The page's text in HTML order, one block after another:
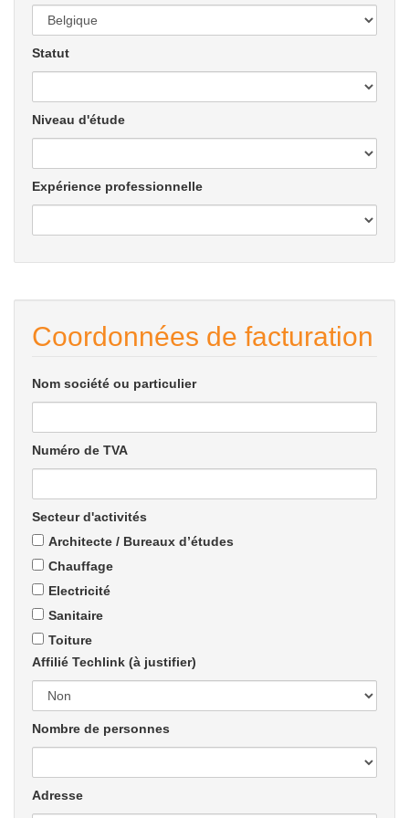
Statut
Niveau d'étude
Expérience professionnelle
Coordonnées de facturation
Nom société ou particulier
Numéro de TVA
Secteur d'activités
Architecte / Bureaux d’études
Chauffage
Electricité
Sanitaire
Toiture
Affilié Techlink (à justifier)
Nombre de personnes
Adresse